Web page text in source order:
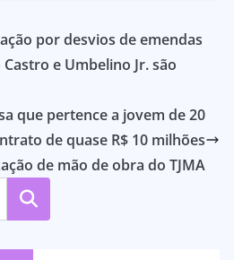
por desvios de emendas
e Umbelino Jr. são
que pertence a jovem de 20
de quase R$ 10 milhões
de mão de obra do TJMA
Pesquisar